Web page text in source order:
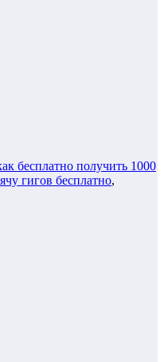
бесплатно получить 1000
гигов бесплатно,